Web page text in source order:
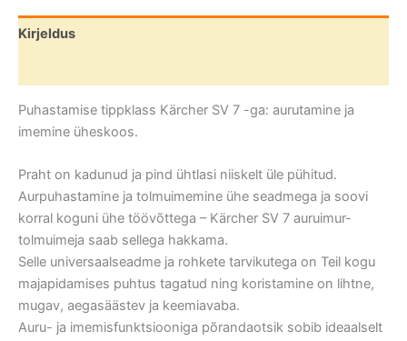
Kirjeldus
Puhastamise tippklass Kärcher SV 7 -ga: aurutamine ja
imemine üheskoos.
Praht on kadunud ja pind ühtlasi niiskelt üle pühitud.
Aurpuhastamine ja tolmuimemine ühe seadmega ja soovi
korral koguni ühe töövõttega – Kärcher SV 7 auruimur-
tolmuimeja saab sellega hakkama.
Selle universaalseadme ja rohkete tarvikutega on Teil kogu
majapidamises puhtus tagatud ning koristamine on lihtne,
mugav, aegasäästev ja keemiavaba.
Auru- ja imemisfunktsiooniga põrandaotsik sobib ideaalselt